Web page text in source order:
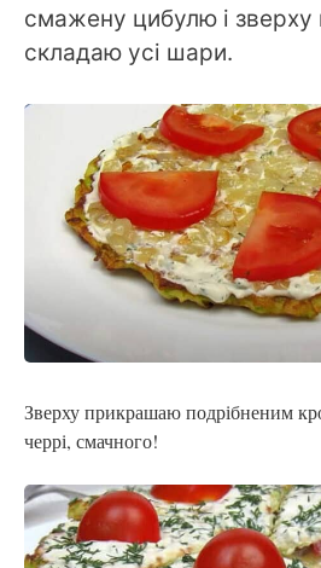
смажену цибулю і зверху
складаю усі шари.
Зверху прикрашаю подрібненим
черрі, смачного!